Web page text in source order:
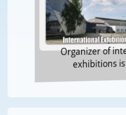
Organizer of
exhibitions